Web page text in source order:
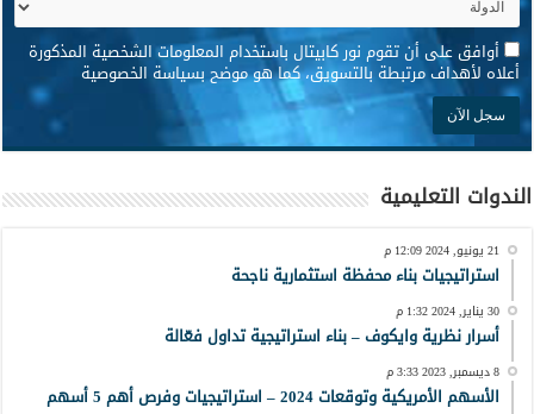
* أوافق على أن تقوم نور كابيتال باستخدام المعلومات الشخصية المذكورة
أعلاه لأهداف مرتبطة بالتسويق، كما هو موضح بسياسة الخصوصية
الندوات التعليمية
21 يونيو, 2024 12:09 م
استراتيجيات بناء محفظة استثمارية ناجحة
30 يناير, 2024 1:32 م
أسرار نظرية وايكوف – بناء استراتيجية تداول فعّالة
8 ديسمبر, 2023 3:33 م
الأسهم الأمريكية وتوقعات 2024 – استراتيجيات وفرص أهم 5 أسهم